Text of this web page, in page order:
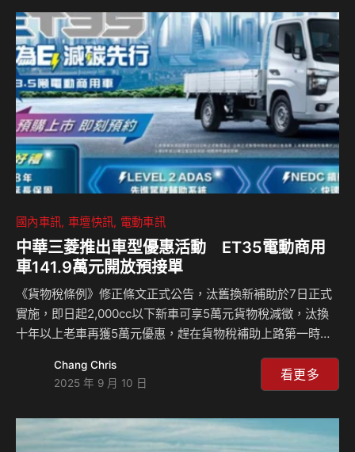
國內車訊 車壇快訊 電動車訊
中華三菱推出車型優惠活動 ET35電動商用
車141.9萬元開放預接單
《貨物稅條例》修正條文正式公告，汰舊換新補助於7日正式
實施，即日起2,000cc以下新車可享5萬元貨物稅減徵，汰換
十年以上老車再獲5萬元優惠，趕在貨物稅補助上路第一時
布，國內首款 3.5 噸純電商用車 ET35 正式開放預接，純電木
床車售價141.9萬起。ET35為台灣首台量產的3.5噸電動商用
駛輔助系統，提升行駛安全。為滿足客戶的使用需求，ET35
Chang Chris
2025 年 9 月 10 日
看更多